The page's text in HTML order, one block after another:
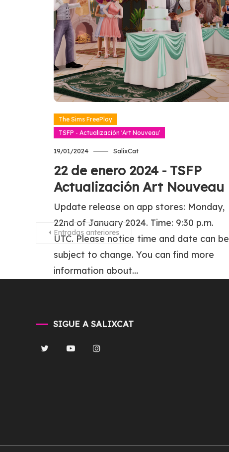
Read more
The Sims FreePlay
TSFP - Actualización 'Art Nouveau'
19/01/2024 SalixCat
22 de enero 2024 - TSFP
Actualización Art Nouveau
Update release on app stores: Monday,
22nd of January 2024. Time: 9:30 p.m.
UTC. Please notice time and date can be
subject to change. You can find more
information about…
Read more
Navegación
de
entradas
Entradas anteriores
SIGUE A SALIXCAT